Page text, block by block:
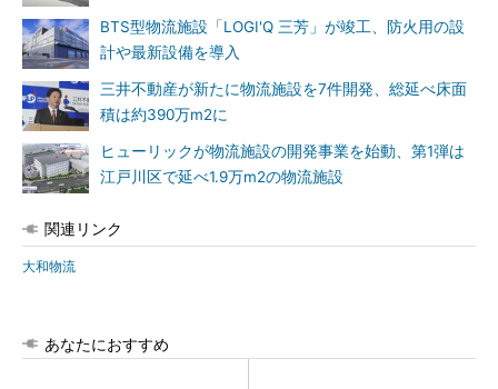
BTS型物流施設「LOGI'Q 三芳」が竣工、防火用の設
計や最新設備を導入
三井不動産が新たに物流施設を7件開発、総延べ床面
積は約390万m2に
ヒューリックが物流施設の開発事業を始動、第1弾は
江戸川区で延べ1.9万m2の物流施設
関連リンク
大和物流
あなたにおすすめ